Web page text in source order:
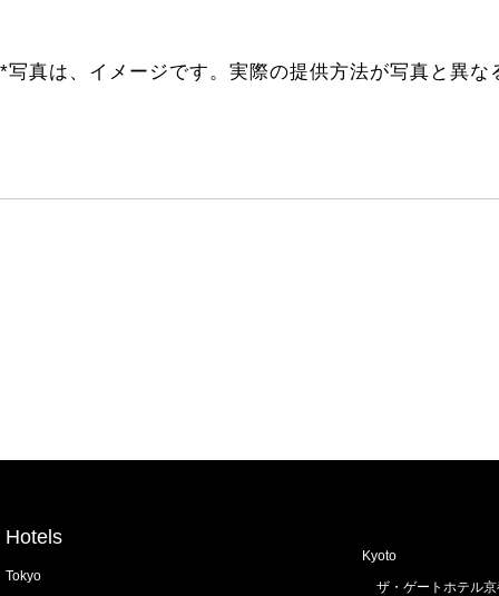
*写真は、イメージです。実際の提供方法が写真と異
Hotels
Tokyo
Kyoto
ザ・ゲートホテル